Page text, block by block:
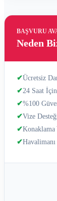
BAŞVURU
Neden
✔Ücretsiz
✔24 Saat
✔%100
✔Vize
✔Konaklama
✔